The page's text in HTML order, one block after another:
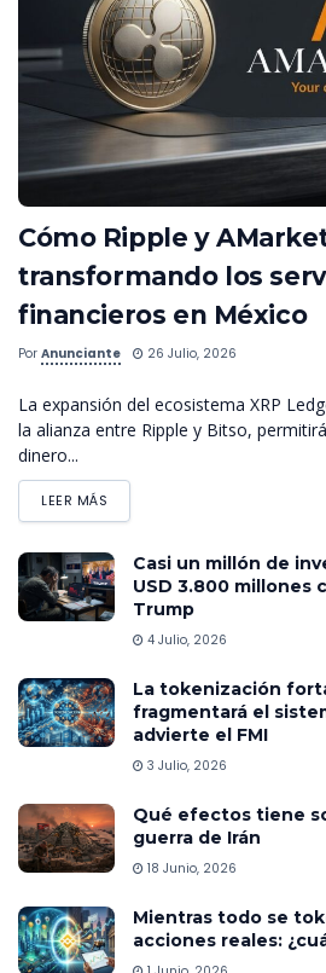
Cómo Ripple y
transformando los
financieros en México
Por Anunciante 26 Julio, 2026
La expansión del ecosistema XRP
la alianza entre Ripple y Bitso,
dinero...
LEER MÁS
Casi un millón de
USD 3.800 millones
Trump
4 Julio, 2026
La tokenización
fragmentará el
advierte el FMI
3 Julio, 2026
Qué efectos tiene
guerra de Irán
18 Junio, 2026
Mientras todo se
acciones reales: